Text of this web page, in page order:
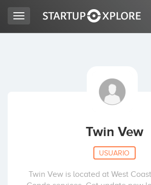
Toggle
navigation
Twin Vew
USUARIO
Twin Vew is located at West